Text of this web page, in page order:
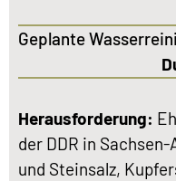
Geplante
Herausforderung:
der DDR in
und Steinsalz,